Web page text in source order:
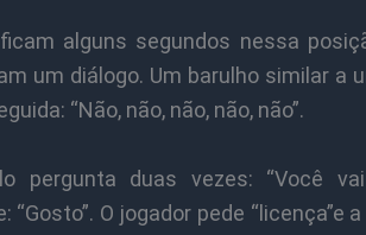
alguns segundos nessa
um diálogo. Um barulho similar a
“Não, não, não, não, não”.
pergunta duas vezes: “Você
“Gosto”. O jogador pede “licença”e